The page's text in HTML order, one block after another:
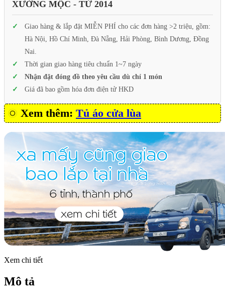
XƯỞNG MỘC - TỪ 2014
Giao hàng & lắp đặt MIỄN PHÍ cho các đơn hàng >2 triệu, gồm:
Hà Nội, Hồ Chí Minh, Đà Nẵng, Hải Phòng, Bình Dương, Đồng
Nai.
Thời gian giao hàng tiêu chuẩn 1~7 ngày
Nhận đặt đóng đồ theo yêu cầu dù chỉ 1 món
Giá đã bao gồm hóa đơn điện tử HKD
Xem thêm: Tủ áo cửa lùa
Xem chi tiết
Mô tả